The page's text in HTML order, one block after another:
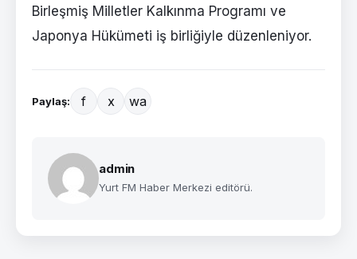
Birleşmiş Milletler Kalkınma Programı ve
Japonya Hükümeti iş birliğiyle düzenleniyor.
Paylaş: f x wa
admin
Yurt FM Haber Merkezi editörü.